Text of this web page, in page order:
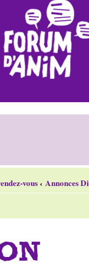
vous‹ Annonces